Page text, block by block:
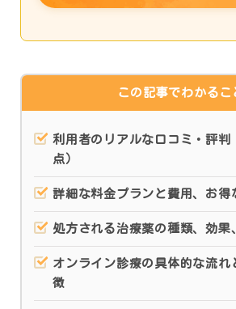
この記事でわかるこ
利用者のリアルな口コミ・評判
点）
詳細な料金プランと費用、お得
処方される治療薬の種類、効果
オンライン診療の具体的な流れ
徴